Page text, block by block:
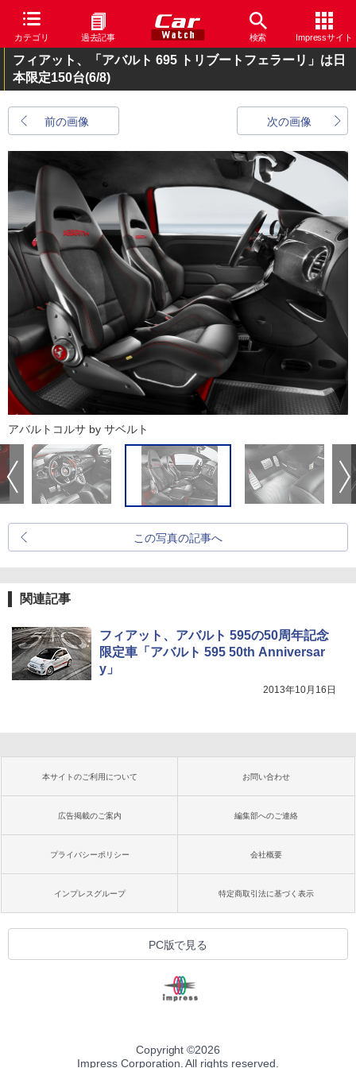
カテゴリ 過去記事 検索 Impressサイト
フィアット、「アバルト 695 トリブートフェラーリ」は日
本限定150台(6/8)
前の画像 次の画像
アバルトコルサ by サベルト
この写真の記事へ
関連記事
フィアット、アバルト 595の50周年記念
限定車「アバルト 595 50th Anniversar
y」
2013年10月16日
本サイトのご利用について お問い合わせ
広告掲載のご案内 編集部へのご連絡
プライバシーポリシー 会社概要
インプレスグループ 特定商取引法に基づく表示
PC版で見る
Copyright ©2026
Impress Corporation. All rights reserved.